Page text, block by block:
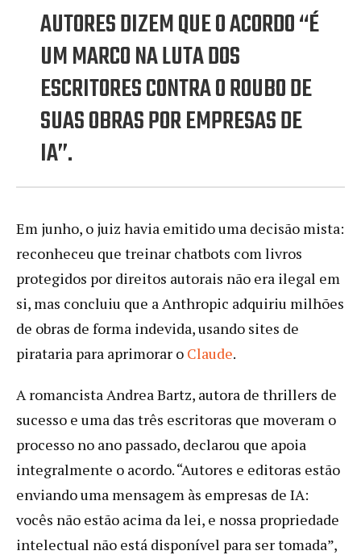
AUTORES DIZEM QUE O ACORDO “É
UM MARCO NA LUTA DOS
ESCRITORES CONTRA O ROUBO DE
SUAS OBRAS POR EMPRESAS DE
IA”.
Em junho, o juiz havia emitido uma decisão mista:
reconheceu que treinar chatbots com livros
protegidos por direitos autorais não era ilegal em
si, mas concluiu que a Anthropic adquiriu milhões
de obras de forma indevida, usando sites de
pirataria para aprimorar o Claude.
A romancista Andrea Bartz, autora de thrillers de
sucesso e uma das três escritoras que moveram o
processo no ano passado, declarou que apoia
integralmente o acordo. “Autores e editoras estão
enviando uma mensagem às empresas de IA:
vocês não estão acima da lei, e nossa propriedade
intelectual não está disponível para ser tomada”,